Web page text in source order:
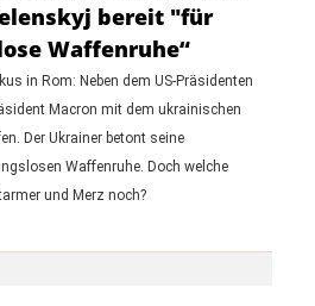
bereit "für
Waffenruhe“
in Rom: Neben dem US-Präsidenten
Macron mit dem ukrainischen
Der Ukrainer betont seine
Waffenruhe. Doch welche
und Merz noch?